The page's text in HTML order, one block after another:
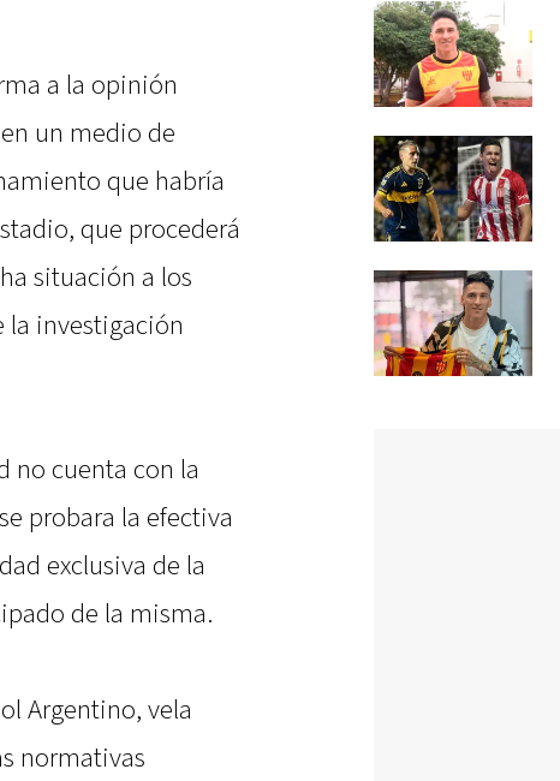
a la opinión
un medio de
que habría
que procederá
situación a los
la investigación
no cuenta con la
probara la efectiva
exclusiva de la
de la misma.
Argentino, vela
normativas